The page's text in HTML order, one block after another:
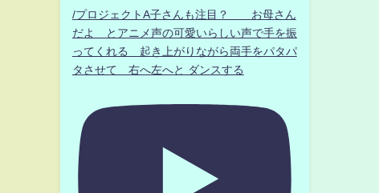
/プロジェクトA子さんも注目？ お母さん
だよ とアニメ声の可愛いらしい声で手を振
ってくれる 起き上がりながら両手をパタパ
タさせて 右へ左へと ダンスする